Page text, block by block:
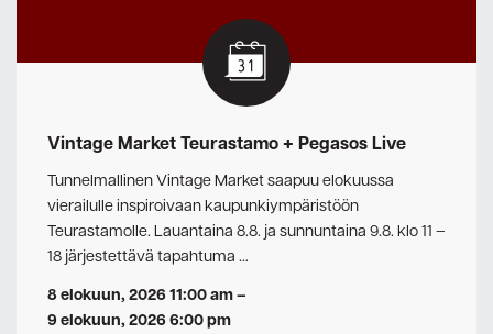
Vintage Market Teurastamo + Pegasos Live
Tunnelmallinen Vintage Market saapuu elokuussa
vierailulle inspiroivaan kaupunkiympäristöön
Teurastamolle. Lauantaina 8.8. ja sunnuntaina 9.8. klo 11 –
18 järjestettävä tapahtuma …
8 elokuun, 2026 11:00 am–
9 elokuun, 2026 6:00 pm